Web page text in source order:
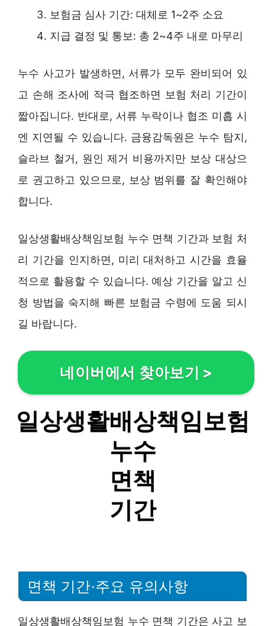
보험금 심사 기간: 대체로 1~2주 소요
지급 결정 및 통보: 총 2~4주 내로 마무리
누수 사고가 발생하면, 서류가 모두 완비되어 있
고 손해 조사에 적극 협조하면 보험 처리 기간이
짧아집니다. 반대로, 서류 누락이나 협조 미흡 시
엔 지연될 수 있습니다. 금융감독원은 누수 탐지,
슬라브 철거, 원인 제거 비용까지만 보상 대상으
로 권고하고 있으므로, 보상 범위를 잘 확인해야
합니다.
일상생활배상책임보험 누수 면책 기간과 보험 처
리 기간을 인지하면, 미리 대처하고 시간을 효율
적으로 활용할 수 있습니다. 예상 기간을 알고 신
청 방법을 숙지해 빠른 보험금 수령에 도움 되시
길 바랍니다.
네이버에서 찾아보기 >
면책 기간·주요 유의사항
일상생활배상책임보험 누수 면책 기간은 사고 보